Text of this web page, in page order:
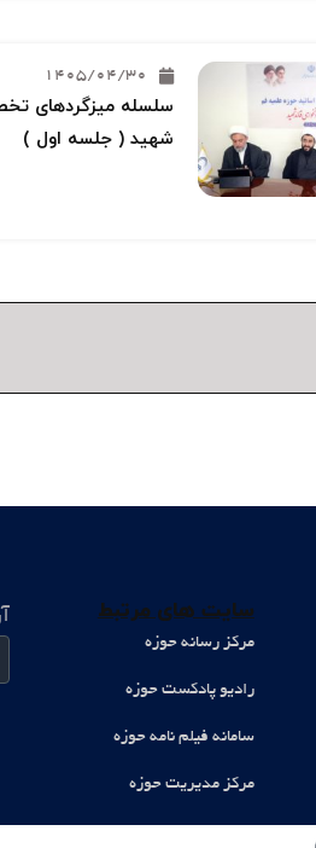
1405/04/30
سلسله میزگردهای
شهید ( جلسه اول )
سایت های مرتبط
مرکز رسانه حوزه
رادیو پادکست حوزه
سامانه فیلم نامه حوزه
مرکز مدیریت حوزه